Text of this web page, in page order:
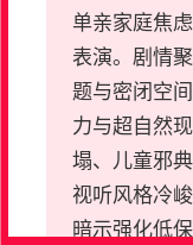
单亲家庭焦
表演。剧情
题与密闭空
力与超自然
塌、儿童邪
视听风格冷
暗示强化低